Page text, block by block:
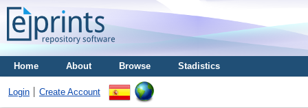
Home About Browse Stadistics
Login Create Account